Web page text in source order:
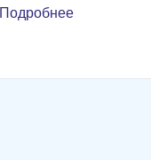
Подробнее